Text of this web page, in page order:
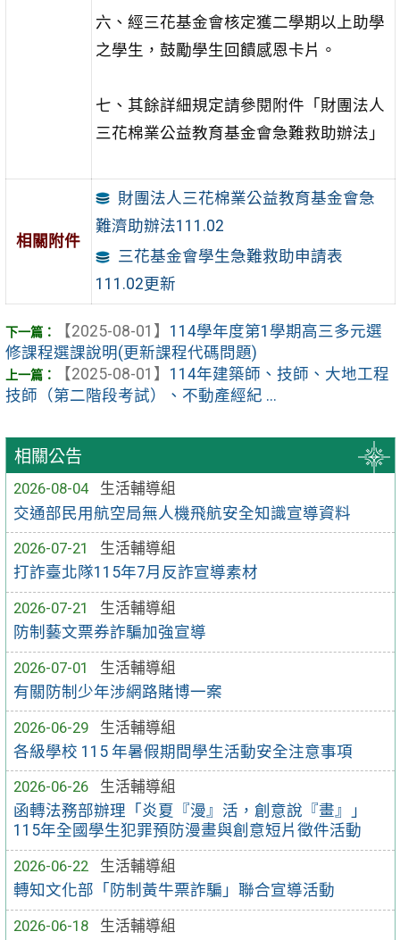
相關公告
2026-08-04
生活輔導組
交通部民用航空局無人機飛航安全知識宣導資料
2026-07-21
生活輔導組
打詐臺北隊115年7月反詐宣導素材
2026-07-21
生活輔導組
防制藝文票券詐騙加強宣導
2026-07-01
生活輔導組
有關防制少年涉網路賭博一案
2026-06-29
生活輔導組
各級學校 115 年暑假期間學生活動安全注意事項
2026-06-26
生活輔導組
函轉法務部辦理「炎夏『漫』活，創意說『畫』」
115年全國學生犯罪預防漫畫與創意短片徵件活動
2026-06-22
生活輔導組
轉知文化部「防制黃牛票詐騙」聯合宣導活動
2026-06-18
生活輔導組
六、經三花基金會核定獲二學期以上助學
之學生，鼓勵學生回饋感恩卡片。
七、其餘詳細規定請參閱附件「財團法人
三花棉業公益教育基金會急難救助辦法」
相關附件
財團法人三花棉業公益教育基金會急
難濟助辦法111.02
三花基金會學生急難救助申請表
111.02更新
【2025-08-01】 114學年度第1學期高三多元選
修課程選課說明(更新課程代碼問題)
【2025-08-01】 114年建築師、技師、大地工程
技師（第二階段考試）、不動產經紀 ...